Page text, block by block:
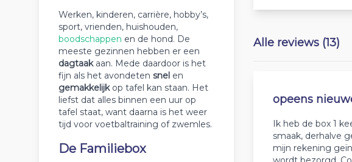
Werken, kinderen, carrière, hobby’s,
sport, vrienden, huishouden,
boodschappen en de hond. De
meeste gezinnen hebben er een
dagtaak aan. Mede daardoor is het
fijn als het avondeten snel en
gemakkelijk op tafel kan staan. Het
liefst dat alles binnen een uur op
tafel staat, want daarna is het weer
tijd voor voetbaltraining of zwemles.
De Familiebox
Alle reviews (13)
opeens
Ik heb de box 1
smaak, derhalve
mijn rekening